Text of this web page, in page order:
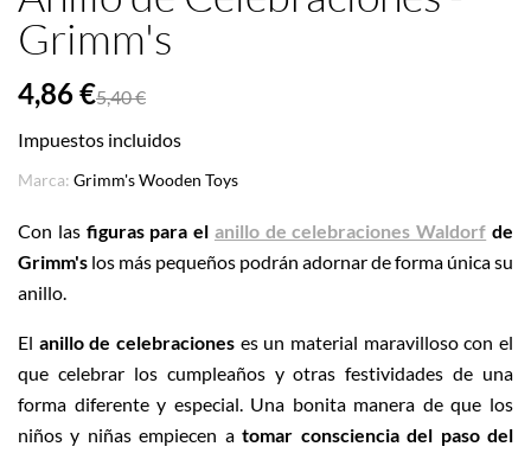
Grimm's
4,86 €5,40 €
Impuestos incluidos
Marca: Grimm's Wooden Toys
Con las figuras para el anillo de celebraciones Waldorf de
Grimm's los más pequeños podrán adornar de forma única su
anillo.
El anillo de celebraciones es un material maravilloso con el
que celebrar los cumpleaños y otras festividades de una
forma diferente y especial. Una bonita manera de que los
niños y niñas empiecen atomar consciencia del paso del